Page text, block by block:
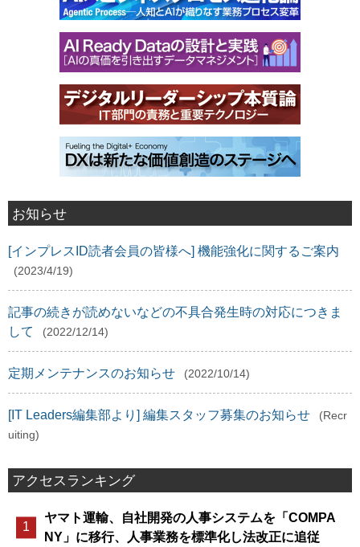
お知らせ
[インプレスID読者会員の皆様へ] 機能強化に関するご案内
(2023/4/19)
記事の続きが読めないなどの不具合発生時の対応につきま
して
(2022/12/14)
定期メンテナンスのお知らせ (2022/10/14)
[IT Leaders編集部より] 編集スタッフ募集のお知らせ
(Recr
uiting)
アクセスランキング
ヤマト運輸、自社開発の人事システムを「COMPA
NY」に移行、人事業務を標準化し法改正に追従